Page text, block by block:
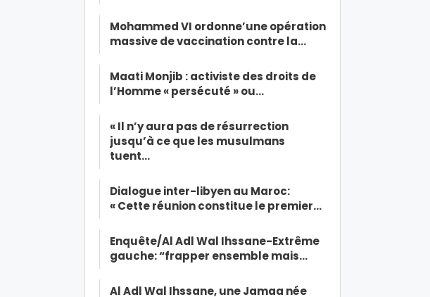
Mohammed VI ordonne’une opération
massive de vaccination contre la…
Maati Monjib : activiste des droits de
l’Homme « persécuté » ou…
« Il n’y aura pas de résurrection
jusqu’à ce que les musulmans
tuent…
Dialogue inter-libyen au Maroc:
« Cette réunion constitue le premier…
Enquête/Al Adl Wal Ihssane-Extrême
gauche: “frapper ensemble mais…
Al Adl Wal Ihssane, une Jamaa née